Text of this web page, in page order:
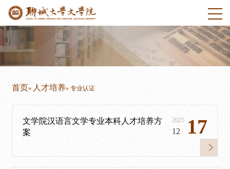
首页» 人才培养» 专业认证
文学院汉语言文学专业本科人才培养方
案
2025
12 17